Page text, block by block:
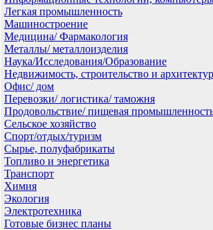
Легкая промышленность
Машиностроение
Медицина/ Фармакология
Металлы/ металлоизделия
Наука/Исследования/Образование
Недвижимость, строительство и
Офис/ дом
Перевозки/ логистика/ таможня
Продовольствие/ пищевая
Сельское хозяйство
Спорт/отдых/туризм
Сырье, полуфабрикаты
Топливо и энергетика
Транспорт
Химия
Экология
Электротехника
Готовые бизнес планы